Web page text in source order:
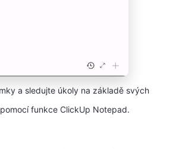
a sledujte úkoly na základě svých
funkce ClickUp Notepad.